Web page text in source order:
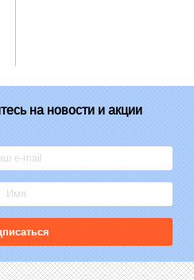
на новости и акции